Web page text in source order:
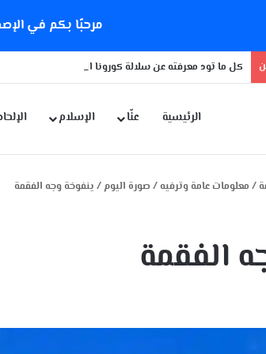
مرحبًا بكم في
كل ما تود معرفته عن سلالة كورونا الجديدة
الرئيسية عنّا الإسلام
/ معلومات عامة وترفيه / صورة اليوم/ ينفوخة وجه الفقمة
الفقمة